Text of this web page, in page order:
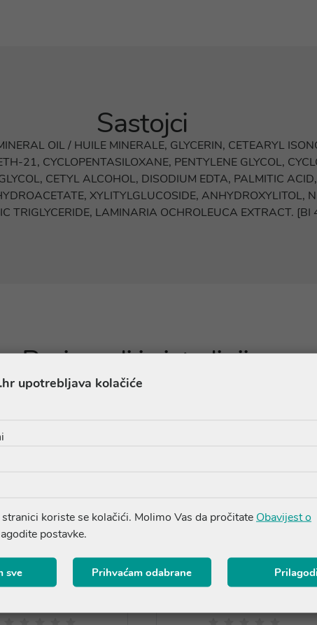
Sastojci
OIL / HUILE MINERALE, GLYCERIN, CETEARYL
21, CYCLOPENTASILOXANE, PENTYLENE GLYCOL,
CETYL ALCOHOL, DISODIUM EDTA, PALMITIC
XYLITYLGLUCOSIDE, ANHYDROXYLITOL,
TRIGLYCERIDE, LAMINARIA OCHROLEUCA EXTRACT. [BI
Proizvodi iz iste linije
upotrebljava kolačiće
koriste se kolačići. Molimo Vas da pročitateObavijest o
postavke.
sve Prihvaćam odabrane Prilagodi